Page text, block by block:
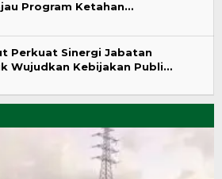
Program Ketahan…
Perkuat Sinergi Jabatan
Wujudkan Kebijakan Publi…